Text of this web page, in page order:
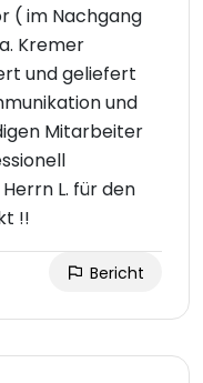
( im Nachgang
Kremer
und geliefert
und
Mitarbeiter
L. für den
!!
Bericht